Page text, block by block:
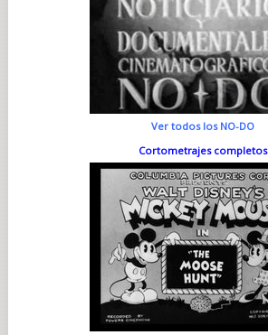
Ver todos los NO-DO
Cortometrajes completos